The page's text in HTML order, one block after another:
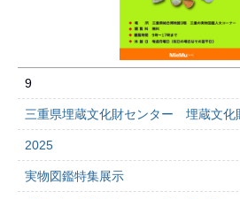
9
三重県埋蔵文化財センター 埋蔵文化
2025
実物図鑑特集展示